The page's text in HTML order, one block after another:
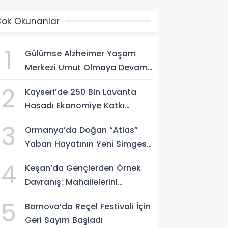
Okunanlar
1
Gülümse Alzheimer Yaşam
Merkezi Umut Olmaya Devam
2
Kayseri’de 250 Bin Lavanta
Hasadı Ekonomiye Katkı
3
Ormanya’da Doğan “Atlas”
Yaban Hayatının Yeni Simgesi
4
Keşan’da Gençlerden Örnek
Davranış: Mahallelerini
5
Bornova’da Reçel Festivali İçin
Geri Sayım Başladı